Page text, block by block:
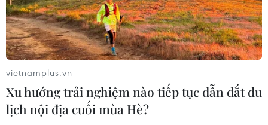
Đình chỉ chức vụ một hiệu trưởng do
liên quan đường dây cá độ bóng đá
Cảnh báo lừa đảo mùa tựu trường:
vietnamplus.vn
Xu hướng trải nghiệm nào tiếp tục dẫn dắt du
lịch nội địa cuối mùa Hè?